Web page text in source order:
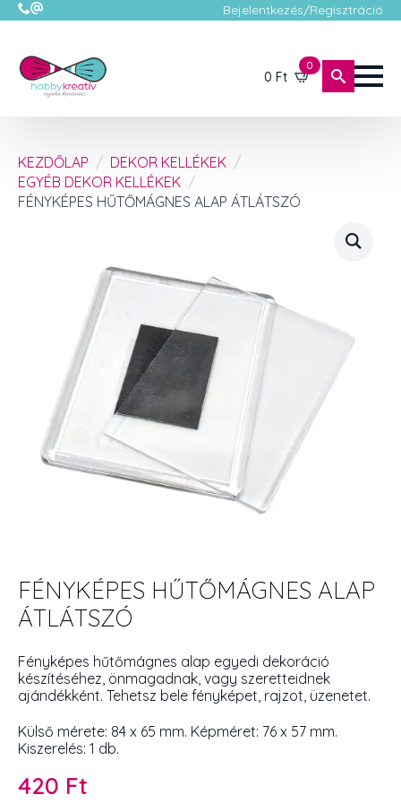
Bejelentkezés/Regisztráció
0 Ft
0
KEZDŐLAP
DEKOR KELLÉKEK
EGYÉB DEKOR KELLÉKEK
FÉNYKÉPES HŰTŐMÁGNES ALAP ÁTLÁTSZÓ
FÉNYKÉPES HŰTŐMÁGNES ALAP
ÁTLÁTSZÓ
Fényképes hűtőmágnes alap egyedi dekoráció
készítéséhez, önmagadnak, vagy szeretteidnek
ajándékként. Tehetsz bele fényképet, rajzot, üzenetet.
Külső mérete: 84 x 65 mm. Képméret: 76 x 57 mm.
Kiszerelés: 1 db.
420 Ft